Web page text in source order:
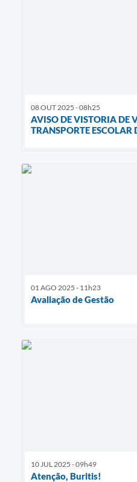
08 OUT 2025 - 08h25
AVISO DE VISTORIA DE
TRANSPORTE
01 AGO 2025 - 11h23
Avaliação de Gestão
10 JUL 2025 - 09h49
Atenção, Buritis!